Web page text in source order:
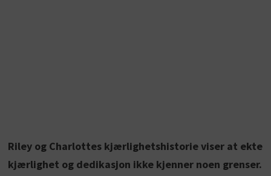
Riley og Charlottes kjærlighetshistorie viser at ekte
kjærlighet og dedikasjon ikke kjenner noen grenser.